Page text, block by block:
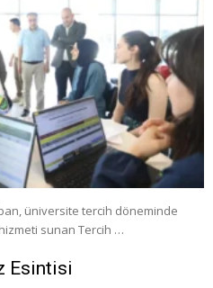
üniversite tercih döneminde
sunan Tercih …
Esintisi